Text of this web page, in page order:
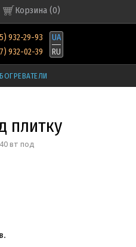
Корзина (0)
932-29-93
932-02-39
UA
RU
плитку
вт под